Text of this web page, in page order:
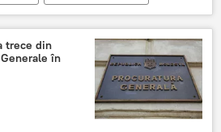
trece din
în